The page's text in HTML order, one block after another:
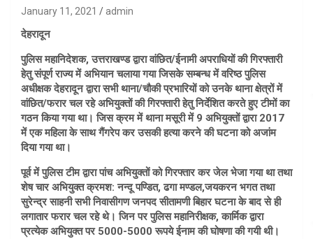
January 11, 2021 admin
देहरादून
पुलिस महानिदेशक, उत्तराखण्ड द्वारा वांछित/ईनामी अपराधियों की गिरफ्तारी
हेतु संपूर्ण राज्य में अभियान चलाया गया जिसके सम्बन्ध में वरिष्ठ पुलिस
अधीक्षक देहरादून द्वारा सभी थाना/चौकी प्रभारियों को उनके थाना क्षेत्रों में
वांछित/फरार चल रहे अभियुक्तों की गिरफ्तारी हेतु निर्देशित करते हुए टीमों का
गठन किया गया था। जिस क्रम में थाना मसूरी में 9 अभियुक्तों द्वारा 2017
में एक महिला के साथ गैंगरेप कर उसकी हत्या करने की घटना को अजांम
दिया गया था।
पूर्व में पुलिस टीम द्वारा पांच अभियुक्तों को गिरफ्तार कर जेल भेजा गया था तथा
शेष चार अभियुक्त क्रमश: नन्दू पण्डित, ढगा मण्डल,जयकरन भगत तथा
सुरेन्द्र साहनी सभी निवासीगण जनपद सीतामणी बिहार घटना के बाद से ही
लगातार फरार चल रहे थे। जिन पर पुलिस महानिरीक्षक, कार्मिक द्वारा
प्रत्येक अभियुक्त पर 5000-5000 रूपये ईनाम की घोषणा की गयी थी।